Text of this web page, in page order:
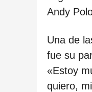
a
p
u
b
Andy
Una de
fue su
«Estoy
quiero,